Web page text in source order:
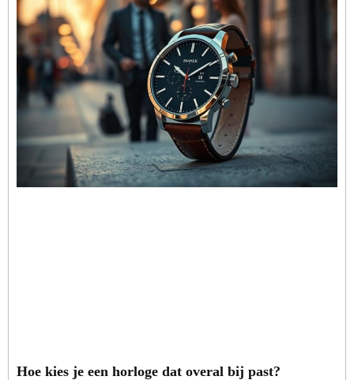
Hoe kies je een horloge dat overal bij past?